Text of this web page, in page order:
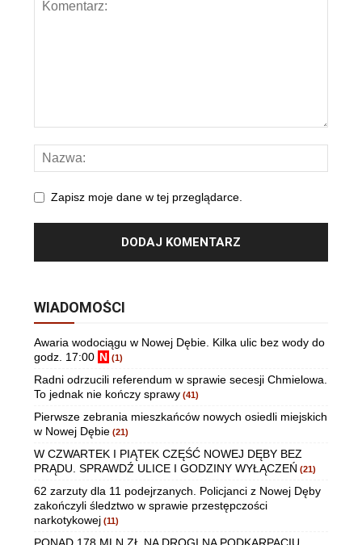
Zapisz moje dane w tej przeglądarce.
WIADOMOŚCI
Awaria wodociągu w Nowej Dębie. Kilka ulic bez wody do
godz. 17:00 N (1)
Radni odrzucili referendum w sprawie secesji Chmielowa.
To jednak nie kończy sprawy (41)
Pierwsze zebrania mieszkańców nowych osiedli miejskich
w Nowej Dębie (21)
W CZWARTEK I PIĄTEK CZĘŚĆ NOWEJ DĘBY BEZ
PRĄDU. SPRAWDŹ ULICE I GODZINY WYŁĄCZEŃ (21)
62 zarzuty dla 11 podejrzanych. Policjanci z Nowej Dęby
zakończyli śledztwo w sprawie przestępczości
narkotykowej (11)